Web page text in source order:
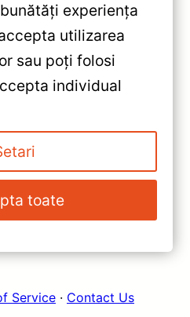
Teyes CC3
2023
— Recenzie
& CC2 Plus
Tivoli 9″ QLED,
— Recenzie
Testare &
Recomandări
Service · Contact Us
experiența
utilizarea
sau poți folosi
individual
toate